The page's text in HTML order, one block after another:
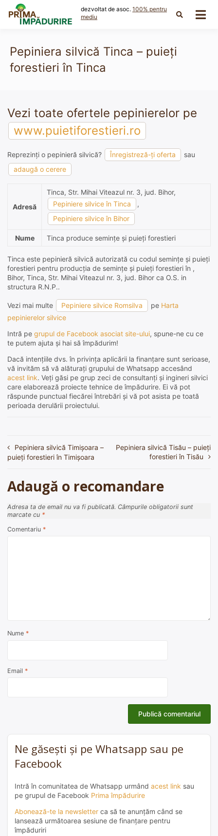
content
dezvoltat de asoc. 100% pentru
mediu
Pepiniera silvică Tinca – puieți
forestieri în Tinca
Vezi toate ofertele pepinierelor pe
www.puietiforestieri.ro
Reprezinți o pepinieră silvică? Înregistreză-ți oferta
sau
adaugă o cerere
Adresă
Tinca, Str. Mihai Viteazul nr. 3, jud. Bihor,
Pepiniere silvice în Tinca
,
Pepiniere silvice în Bihor
Nume Tinca produce semințe și puieți forestieri
Tinca este pepinieră silvică autorizată cu codul semințe și puieți
forestieri pentru producția de semințe și puieți forestieri în ,
Bihor, Tinca, Str. Mihai Viteazul nr. 3, jud. Bihor ca O.S. in
structura R.N.P..
Vezi mai multe Pepiniere silvice Romsilva pe Harta
pepinierelor silvice
Intră pe grupul de Facebook asociat site-ului, spune-ne cu ce
te putem ajuta și hai să împădurim!
Dacă intențiile dvs. în privința aplicării la finanțare sunt serioase,
vă invităm să vă alăturați grupului de Whatsapp accesând
acest link. Veți găsi pe grup zeci de consultanți și ingineri silvici
care elaborează proiecte tehnice de împădurire. Ei vă pot
răspunde punctual fiecărei întrebări și vă pot asista pe toată
perioada derulării proiectului.
Navigare
articole
Pepiniera silvică Timişoara –
puieți forestieri în Timişoara
Pepiniera silvică Tisău – puieți
forestieri în Tisău
Adaugă o recomandare
Adresa ta de email nu va fi publicată. Câmpurile obligatorii sunt
marcate cu *
Comentariu *
Nume *
Email *
Ne găsești și pe Whatsapp sau pe
Facebook
Intră în comunitatea de Whatsapp urmând acest link sau
pe grupul de Facebook Prima împădurire
Abonează-te la newsletter ca să te anunțăm când se
lansează următoarea sesiune de finanțare pentru
împăduriri